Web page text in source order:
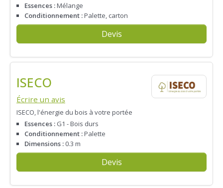
Essences :Mélange
Conditionnement :Palette, carton
Devis
ISECO
Écrire un avis
ISECO, l'énergie du bois à votre portée
Essences : G1 - Bois durs
Conditionnement :Palette
Dimensions : 0.3 m
Devis